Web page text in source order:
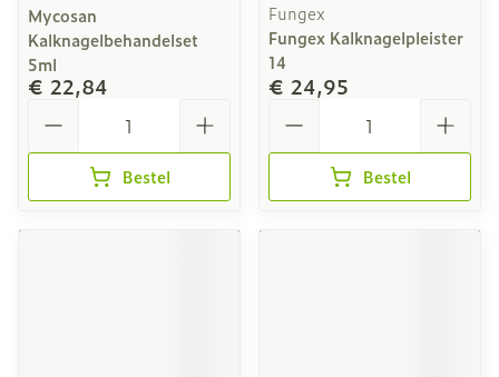
Mycosan
Kalknagelbehandelset
5ml
€ 22,84
Bestel
Fungex
Fungex Kalknagelpleister
14
€ 24,95
Bestel